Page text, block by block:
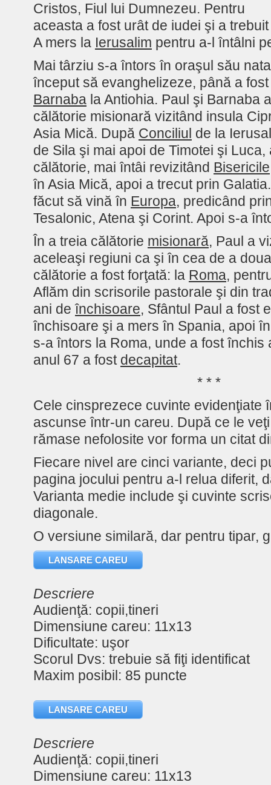
Cristos, Fiul lui Dumnezeu. Pentru
aceasta a fost urât de iudei şi a
A mers la Ierusalim pentru a-l întâlni
Mai târziu s-a întors în oraşul său
început să evanghelizeze, până a
Barnaba la Antiohia. Paul şi Barnaba
călătorie misionară vizitând insula
Asia Mică. După Conciliul de la
de Sila şi mai apoi de Timotei şi
călătorie, mai întâi revizitând Bisericile
în Asia Mică, apoi a trecut prin
făcut să vină în Europa, predicând
Tesalonic, Atena şi Corint. Apoi s-a
În a treia călătorie misionară, Paul a
aceleaşi regiuni ca şi în cea de a
călătorie a fost forţată: la Roma,
Aflăm din scrisorile pastorale şi din
ani deînchisoare, Sfântul Paul a fost
închisoare şi a mers în Spania, apoi
s-a întors la Roma, unde a fost închis
anul 67 a fost decapitat.
* * *
Cele cinsprezece cuvinte evidenţiate
ascunse într-un careu. După ce le
rămase nefolosite vor forma un citat
Fiecare nivel are cinci variante, deci
pagina jocului pentru a-l relua diferit,
Varianta medie include şi cuvinte
diagonale.
O versiune similară, dar pentru tipar,
LANSARE CAREU
Descriere
Audienţă: copii,tineri
Dimensiune careu: 11x13
Dificultate: uşor
Scorul Dvs: trebuie să fiţi identificat
Maxim posibil: 85 puncte
LANSARE CAREU
Descriere
Audienţă: copii,tineri
Dimensiune careu: 11x13